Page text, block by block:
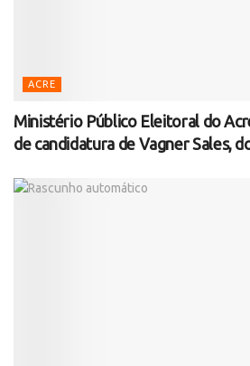
ACRE
Ministério Público Eleitoral do
de candidatura de Vagner Sales,